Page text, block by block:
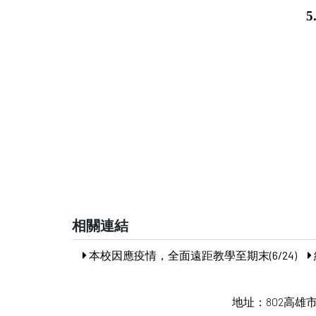
5.
相關連結
本校因應疫情，全面遠距教學至期末(6/24)
地址：802高雄